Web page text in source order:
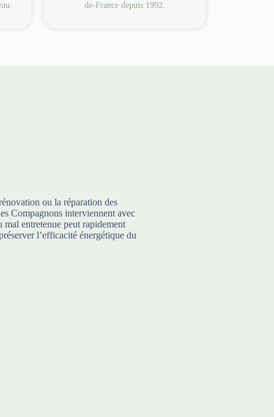
de-France depuis 1992.
ou la réparation des
Compagnons interviennent avec
entretenue peut rapidement
l’efficacité énergétique du